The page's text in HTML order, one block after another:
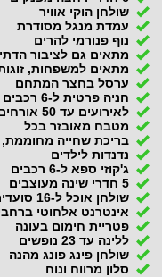
שולחן הוקי אוויר
עמדת מנגל מסודרת
נוף פנורמי להרים
מתאים גם לציבור הדתי
מתאים למשפחות,
ערסל בחצר המתחם
חניה פרטית ל-6 רכבים
לאירועים עד 50 אורחים
מטבח מאובזר בכל
בריכת שחייה מחוממת,
נדנדות לילדים
ג'קוזי ספא ל-6 רכבים
5 חדרי שינה מעוצבים
שולחן אוכל ל-16 סועדים
אינטרנט אלחוטי
פטריית חימום בעונה
ללינה עד 23 נופשים
שולחן פינג פונג מהנה
סלון מרווח ונוח